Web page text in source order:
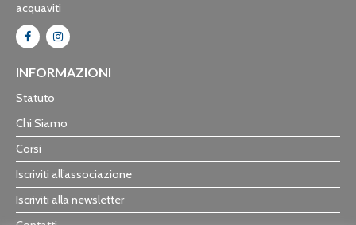
acquaviti
INFORMAZIONI
Statuto
Chi Siamo
Corsi
Iscriviti all’associazione
Iscriviti alla newsletter